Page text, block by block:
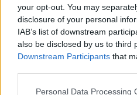
your opt-out. You may
disclosure of your personal
IAB’s list of downstream
also be disclosed by us to third
Downstream Participants that
Personal Data Processing
ESC-
betekent
het?
VDC UIT